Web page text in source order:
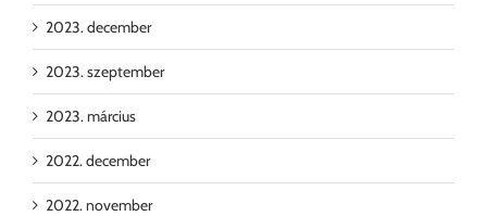
2023. december
2023. szeptember
2023. március
2022. december
2022. november